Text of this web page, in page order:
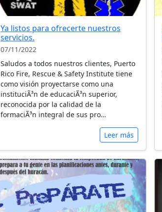
Ya listos para ofrecerte nuestros
servicios.
07/11/2022
Saludos a todos nuestros clientes, Puerto
Rico Fire, Rescue & Safety Institute tiene
como visión proyectarse como una
instituciÃ³n de educaciÃ³n superior,
reconocida por la calidad de la
formaciÃ³n integral de sus pro…
Leer más